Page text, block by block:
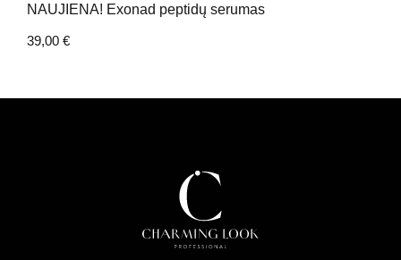
NAUJIENA! Exonad peptidų serumas
39,00 €